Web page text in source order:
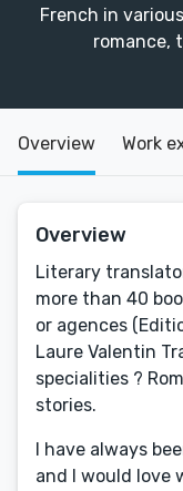
French in
romance,
Overview Work
Overview
Literary
more than 40
or agences
Laure Valentin
specialities ?
stories.
I have always
and I would love